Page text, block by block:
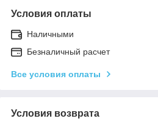
Условия оплаты
Наличными
Безналичный расчет
Все условия оплаты
Условия возврата